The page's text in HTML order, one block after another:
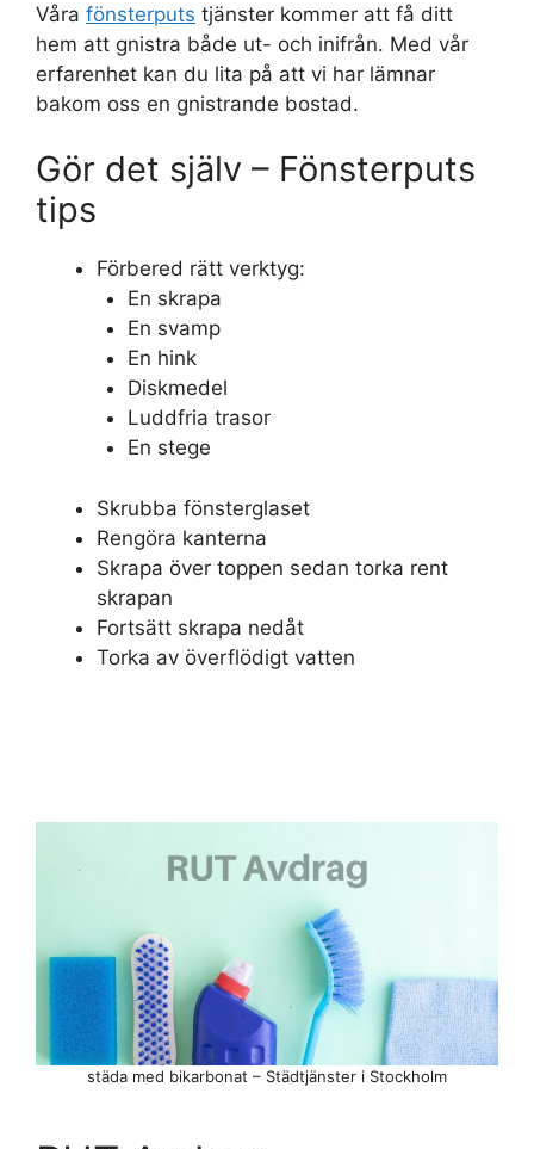
Våra fönsterputs tjänster kommer att få ditt
hem att gnistra både ut- och inifrån. Med vår
erfarenhet kan du lita på att vi har lämnar
bakom oss en gnistrande bostad.
Gör det själv – Fönsterputs
tips
Förbered rätt verktyg:
En skrapa
En svamp
En hink
Diskmedel
Luddfria trasor
En stege
Skrubba fönsterglaset
Rengöra kanterna
Skrapa över toppen sedan torka rent
skrapan
Fortsätt skrapa nedåt
Torka av överflödigt vatten
städa med bikarbonat – Städtjänster i Stockholm